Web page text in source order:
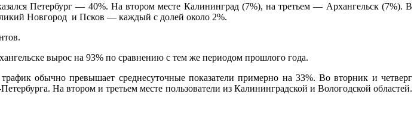
Петербург — 40%. На втором месте Калининград (7%), на третьем — Архангельск (7%). В
Новгород и Псков — каждый с долей около 2%.
вырос на 93% по сравнению с тем же периодом прошлого года.
обычно превышает среднесуточные показатели примерно на 33%. Во вторник и четверг
На втором и третьем месте пользователи из Калининградской и Вологодской областей.